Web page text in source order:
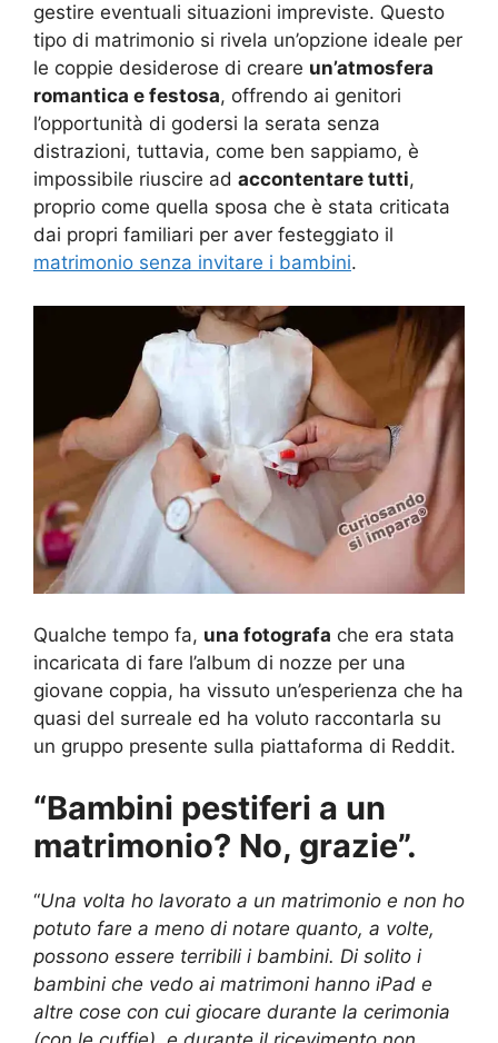
gestire eventuali situazioni impreviste. Questo
tipo di matrimonio si rivela un’opzione ideale per
le coppie desiderose di creare un’atmosfera
romantica e festosa, offrendo ai genitori
l’opportunità di godersi la serata senza
distrazioni, tuttavia, come ben sappiamo, è
impossibile riuscire ad accontentare tutti,
proprio come quella sposa che è stata criticata
dai propri familiari per aver festeggiato il
matrimonio senza invitare i bambini.
Qualche tempo fa, una fotografa che era stata
incaricata di fare l’album di nozze per una
giovane coppia, ha vissuto un’esperienza che ha
quasi del surreale ed ha voluto raccontarla su
un gruppo presente sulla piattaforma di Reddit.
“Bambini pestiferi a un
matrimonio? No, grazie”.
“Una volta ho lavorato a un matrimonio e non ho
potuto fare a meno di notare quanto, a volte,
possono essere terribili i bambini. Di solito i
bambini che vedo ai matrimoni hanno iPad e
altre cose con cui giocare durante la cerimonia